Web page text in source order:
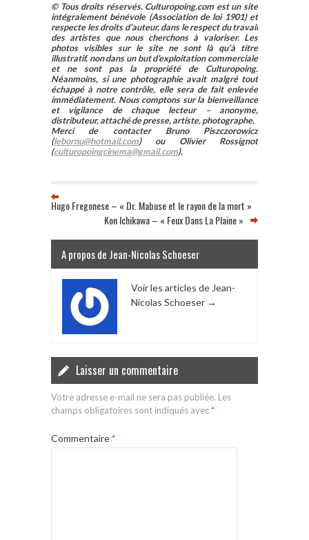
© Tous droits réservés. Culturopoing.com est un site
intégralement bénévole (Association de loi 1901) et
respecte les droits d’auteur, dans le respect du travail
des artistes que nous cherchons à valoriser. Les
photos visibles sur le site ne sont là qu’à titre
illustratif, non dans un but d’exploitation commerciale
et ne sont pas la propriété de Culturopoing.
Néanmoins, si une photographie avait malgré tout
échappé à notre contrôle, elle sera de fait enlevée
immédiatement. Nous comptons sur la bienveillance
et vigilance de chaque lecteur – anonyme,
distributeur, attaché de presse, artiste, photographe.
Merci de contacter Bruno Piszczorowicz
(lebornu@hotmail.com) ou Olivier Rossignot
(culturopoingcinema@gmail.com).
Hugo Fregonese – « Dr. Mabuse et le rayon de la mort »
Kon Ichikawa – « Feux Dans La Plaine »
A propos de Jean-Nicolas Schoeser
Voir les articles de Jean-
Nicolas Schoeser →
Laisser un commentaire
Votre adresse e-mail ne sera pas publiée. Les
champs obligatoires sont indiqués avec*
Commentaire*